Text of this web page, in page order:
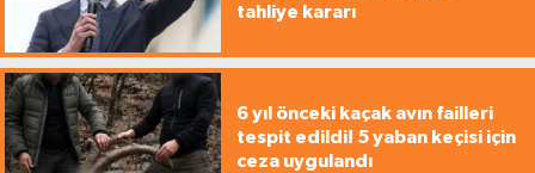
tahliye kararı
6 yıl önceki kaçak avın failleri
tespit edildi! 5 yaban keçisi için
ceza uygulandı